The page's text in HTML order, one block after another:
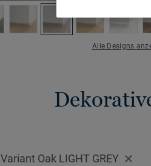
Alle Designs
Variant Oak LIGHT GREY